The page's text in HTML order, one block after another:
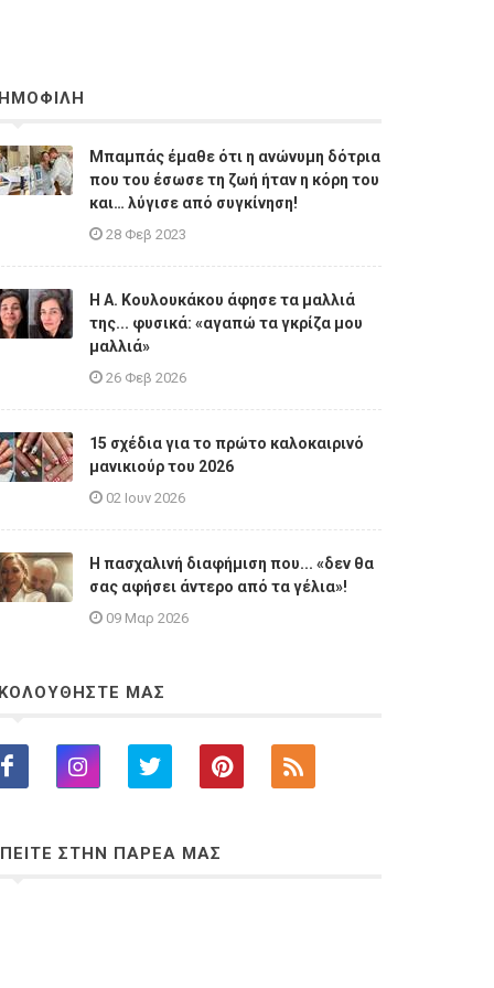
Μπαμπάς έμαθε ότι η ανώνυμη δότρια
που του έσωσε τη ζωή ήταν η κόρη του
και… λύγισε από συγκίνηση!
28 Φεβ 2023
Η A. Κουλουκάκου άφησε τα μαλλιά
της... φυσικά: «αγαπώ τα γκρίζα μου
μαλλιά»
26 Φεβ 2026
15 σχέδια για το πρώτο καλοκαιρινό
μανικιούρ του 2026
02 Ιουν 2026
Η πασχαλινή διαφήμιση που... «δεν θα
σας αφήσει άντερο από τα γέλια»!
09 Μαρ 2026
ΜΑΣ
ΣΤΗΝ ΠΑΡΕΑ ΜΑΣ